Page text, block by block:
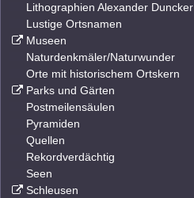
Lithographien Alexander Duncker
Lustige Ortsnamen
Museen
Naturdenkmäler/Naturwunder
Orte mit historischem Ortskern
Parks und Gärten
Postmeilensäulen
Pyramiden
Quellen
Rekordverdächtig
Seen
Schleusen